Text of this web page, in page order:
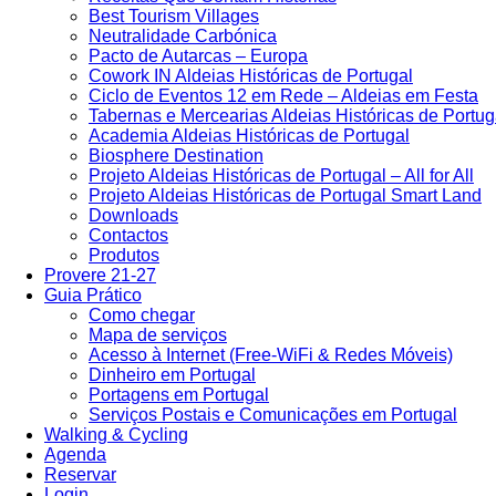
Best Tourism Villages
Neutralidade Carbónica
Pacto de Autarcas – Europa
Cowork IN Aldeias Históricas de Portugal
Ciclo de Eventos 12 em Rede – Aldeias em Festa
Tabernas e Mercearias Aldeias Históricas de
Academia Aldeias Históricas de Portugal
Biosphere Destination
Projeto Aldeias Históricas de Portugal – All for All
Projeto Aldeias Históricas de Portugal Smart Land
Downloads
Contactos
Produtos
Provere 21-27
Guia Prático
Como chegar
Mapa de serviços
Acesso à Internet (Free-WiFi & Redes Móveis)
Dinheiro em Portugal
Portagens em Portugal
Serviços Postais e Comunicações em Portugal
Walking & Cycling
Agenda
Reservar